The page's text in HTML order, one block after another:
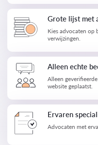
Grote lijst met
Kies advocaten op
verwijzingen.
Alleen echte
Alleen
website geplaatst.
Ervaren
Advocaten met